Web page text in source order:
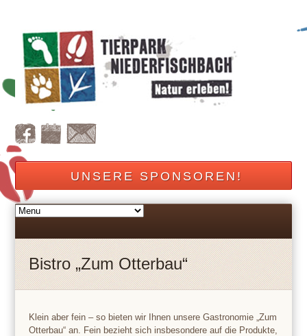
UNSERE SPONSOREN!
Bistro „Zum Otterbau“
Klein aber fein – so bieten wir Ihnen unsere Gastronomie „Zum
Otterbau“ an. Fein bezieht sich insbesondere auf die Produkte,